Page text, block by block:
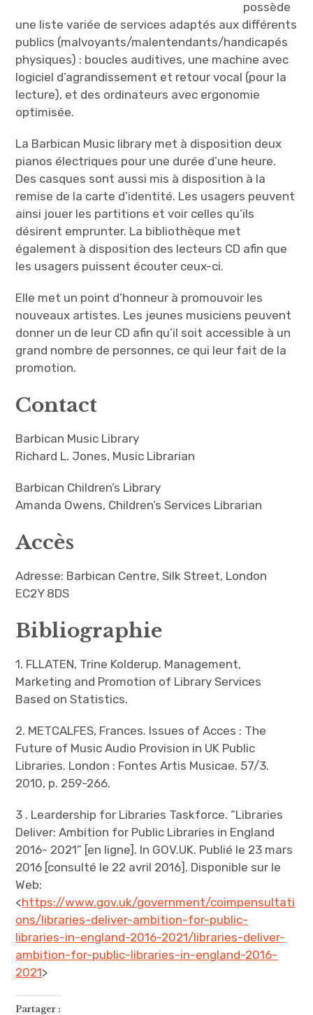
possède
une liste variée de services adaptés aux différents
publics (malvoyants/malentendants/handicapés
physiques) : boucles auditives, une machine avec
logiciel d’agrandissement et retour vocal (pour la
lecture), et des ordinateurs avec ergonomie
optimisée.
La Barbican Music library met à disposition deux
pianos électriques pour une durée d’une heure.
Des casques sont aussi mis à disposition à la
remise de la carte d’identité. Les usagers peuvent
ainsi jouer les partitions et voir celles qu’ils
désirent emprunter. La bibliothèque met
également à disposition des lecteurs CD afin que
les usagers puissent écouter ceux-ci.
Elle met un point d’honneur à promouvoir les
nouveaux artistes. Les jeunes musiciens peuvent
donner un de leur CD afin qu’il soit accessible à un
grand nombre de personnes, ce qui leur fait de la
promotion.
Contact
Barbican Music Library
Richard L. Jones, Music Librarian
Barbican Children’s Library
Amanda Owens, Children’s Services Librarian
Accès
Adresse: Barbican Centre, Silk Street, London
EC2Y 8DS
Bibliographie
1. FLLATEN, Trine Kolderup. Management,
Marketing and Promotion of Library Services
Based on Statistics.
2. METCALFES, Frances. Issues of Acces : The
Future of Music Audio Provision in UK Public
Libraries. London : Fontes Artis Musicae. 57/3.
2010, p. 259-266.
3 . Leardership for Libraries Taskforce. “Libraries
Deliver: Ambition for Public Libraries in England
2016- 2021” [en ligne]. In GOV.UK. Publié le 23 mars
2016 [consulté le 22 avril 2016]. Disponible sur le
Web:
<https://www.gov.uk/government/coimpensultati
ons/libraries-deliver-ambition-for-public-
libraries-in-england-2016-2021/libraries-deliver-
ambition-for-public-libraries-in-england-2016-
2021>
Partager :